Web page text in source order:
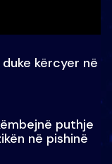
kërcyer në
puthje
në pishinë